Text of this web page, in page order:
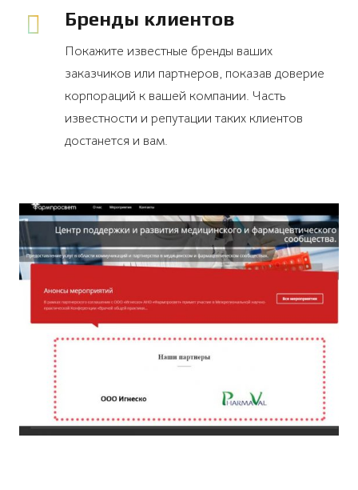
Бренды клиентов
Покажите известные бренды ваших
заказчиков или партнеров, показав доверие
корпораций к вашей компании. Часть
известности и репутации таких клиентов
достанется и вам.